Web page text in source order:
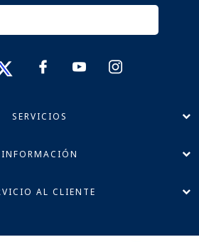
SERVICIOS
INFORMACIÓN
AL CLIENTE